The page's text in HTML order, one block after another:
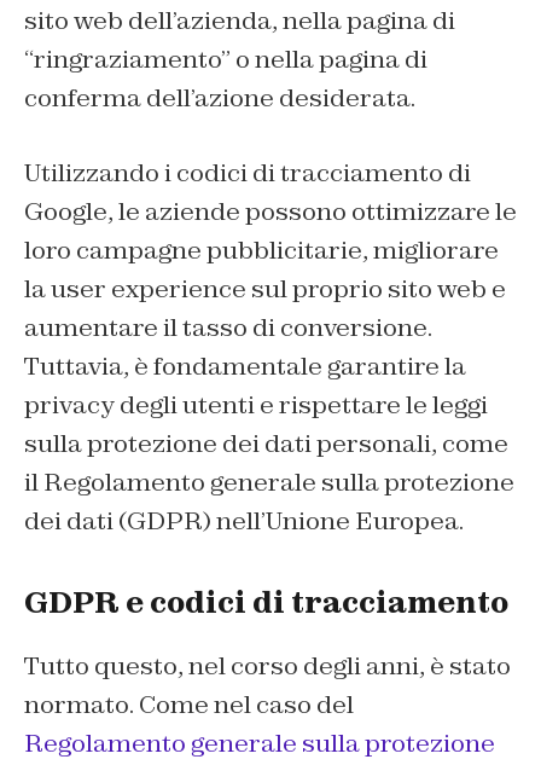
sito web dell’azienda, nella pagina di
“ringraziamento” o nella pagina di
conferma dell’azione desiderata.
Utilizzando i codici di tracciamento di
Google, le aziende possono ottimizzare le
loro campagne pubblicitarie, migliorare
lauser experience sul proprio sito web e
aumentare il tasso di conversione.
Tuttavia, è fondamentale garantire la
privacy degli utenti e rispettare le leggi
sulla protezione dei dati personali, come
il Regolamento generale sulla protezione
dei dati (GDPR) nell’Unione Europea.
GDPR e codici di tracciamento
Tutto questo, nel corso degli anni, è stato
normato. Come nel caso del
Regolamento generale sulla protezione